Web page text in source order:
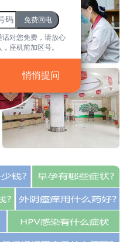
对您免费，请放心
座机前加区号。
悄悄提问